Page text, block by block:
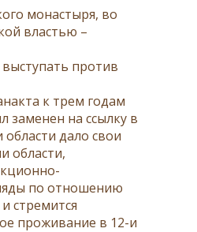
монастыря, во
властью –
против
к трем годам
заменен на ссылку в
дало свои
области,
по отношению
стремится
проживание в 12-и